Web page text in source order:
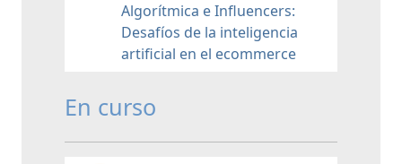
Algorítmica e Influencers:
Desafíos de la inteligencia
artificial en el ecommerce
En curso